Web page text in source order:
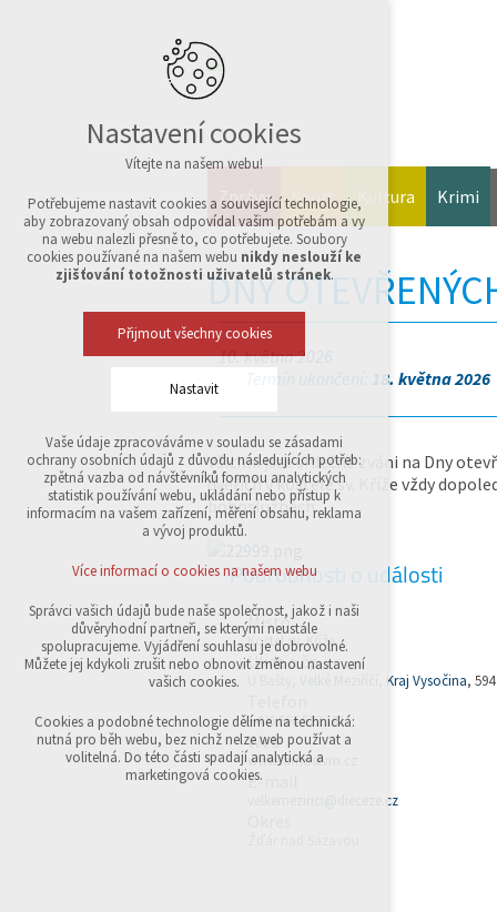
Zprávy Sport Kultura Krimi
DNY
10. května 2026
18. května 2026
Všichni jste srdečně zváni na Dny
dveřích v kostele sv. Kříže vždy
bohoslužbách.
Podrobnosti o události
Místo
Kostel sv. Kříže
Ulice a čp.
Kraj Vysočina,
+420 566 522 101
Web
www.farnostvm.cz
E-mail
velkemezirici@dieceze.cz
Nastavení cookies
Vítejte na našem webu!
Potřebujeme nastavit cookies a související technologie,
aby zobrazovaný obsah odpovídal vašim potřebám a vy
na webu nalezli přesně to, co potřebujete. Soubory
cookies používané na našem webu nikdy neslouží ke
zjišťování totožnosti uživatelů stránek.
Přijmout všechny cookies
Nastavit
Technická cookies
nutná pro provozování webu
udržení kontextu stránek (session): případná
přihlášení, volby jazyka, apod.
analytická pro anonymizované vyhodnocení
návštěvnosti
marketingová cookies (Google,Sklik)
Více informací o cookies na našem webu
Přijmout všechny cookies
Odmítnout vše
Vaše údaje zpracováváme v souladu se zásadami
ochrany osobních údajů z důvodu následujících potřeb:
zpětná vazba od návštěvníků formou analytických
statistik používání webu, ukládání nebo přístup k
informacím na vašem zařízení, měření obsahu, reklama
a vývoj produktů.
Více informací o cookies na našem webu
Správci vašich údajů bude naše společnost, jakož i naši
důvěryhodní partneři, se kterými neustále
spolupracujeme. Vyjádření souhlasu je dobrovolné.
Můžete jej kdykoli zrušit nebo obnovit změnou nastavení
vašich cookies.
Cookies a podobné technologie dělíme na technická:
nutná pro běh webu, bez nichž nelze web používat a
volitelná. Do této části spadají analytická a
marketingová cookies.